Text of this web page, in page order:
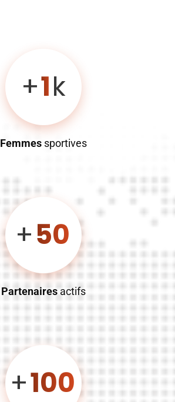
+1k
Femmes sportives
+50
Partenairesactifs
+100